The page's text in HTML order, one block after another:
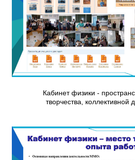
Кабинет физики -
творчества, коллективной